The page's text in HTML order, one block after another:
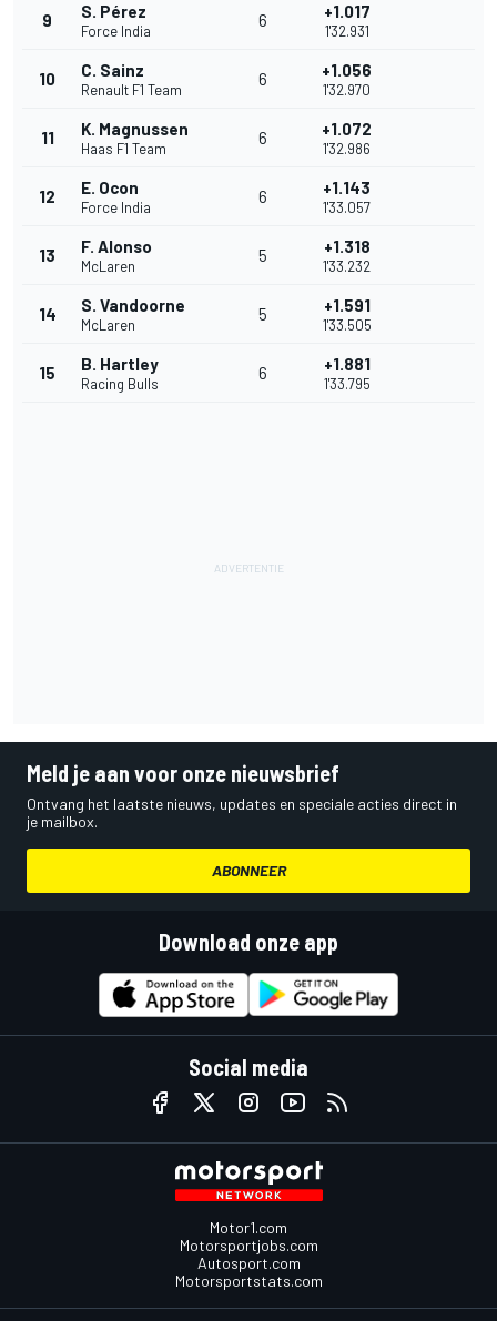
9 S. Pérez
Force India
6 +1.017
1'32.931
10 C. Sainz
Renault F1 Team
6 +1.056
1'32.970
11 K. Magnussen
Haas F1 Team
6 +1.072
1'32.986
12 E. Ocon
Force India
6 +1.143
1'33.057
13 F. Alonso
McLaren
5 +1.318
1'33.232
14 S. Vandoorne
McLaren
5 +1.591
1'33.505
15 B. Hartley
Racing Bulls
6 +1.881
1'33.795
Meld je aan voor onze nieuwsbrief
Ontvang het laatste nieuws, updates en speciale acties direct in
je mailbox.
ABONNEER
Download onze app
Social media
Motor1.com
Motorsportjobs.com
Autosport.com
Motorsportstats.com